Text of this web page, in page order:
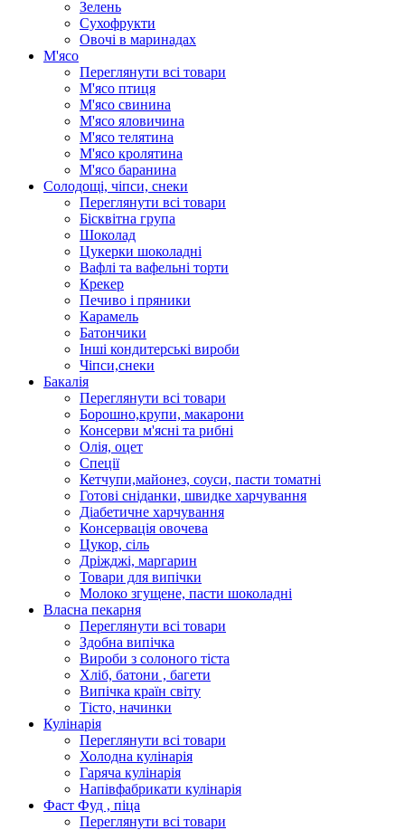
Зелень
Сухофрукти
Овочі в маринадах
М'ясо
Переглянути всі товари
М'ясо птиця
М'ясо свинина
М'ясо яловичина
М'ясо телятина
М'ясо кролятина
М'ясо баранина
Солодощі, чіпси, снеки
Переглянути всі товари
Бісквітна група
Шоколад
Цукерки шоколадні
Вафлі та вафельні торти
Крекер
Печиво і пряники
Карамель
Батончики
Інші кондитерські вироби
Чіпси,снеки
Бакалія
Переглянути всі товари
Борошно,крупи, макарони
Консерви м'ясні та рибні
Олія, оцет
Спеції
Кетчупи,майонез, соуси, пасти томатні
Готові сніданки, швидке харчування
Діабетичне харчування
Консервація овочева
Цукор, сіль
Дріжджі, маргарин
Товари для випічки
Молоко згущене, пасти шоколадні
Власна пекарня
Переглянути всі товари
Здобна випічка
Вироби з солоного тіста
Хліб, батони , багети
Випічка країн світу
Тісто, начинки
Кулінарія
Переглянути всі товари
Холодна кулінарія
Гаряча кулінарія
Напівфабрикати кулінарія
Фаст Фуд , піца
Переглянути всі товари